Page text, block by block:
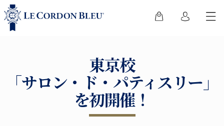
東京校
「サロン・ド・パティスリー」
を初開催！